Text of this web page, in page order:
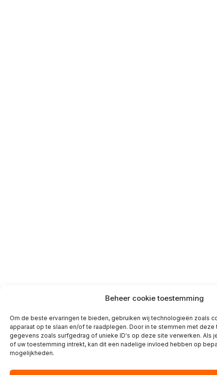
Beheer cookie toestemming
Om de beste ervaringen te bieden, gebruiken wij technologieën zoals
apparaat op te slaan en/of te raadplegen. Door in te stemmen met
gegevens zoals surfgedrag of unieke ID's op deze site verwerken. Als
of uw toestemming intrekt, kan dit een nadelige invloed hebben op
mogelijkheden.